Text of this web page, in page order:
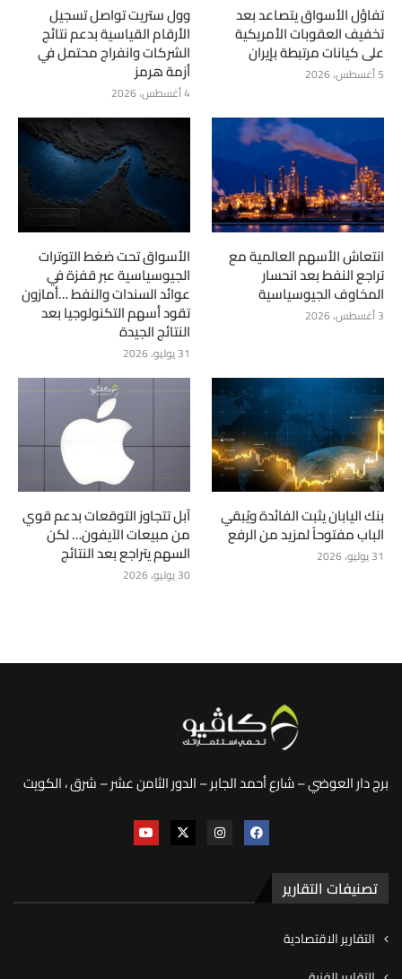
تفاؤل الأسواق يتصاعد بعد
تخفيف العقوبات الأمريكية
على كيانات مرتبطة بإيران
5 أغسطس، 2026
وول ستريت تواصل تسجيل
الأرقام القياسية بدعم نتائج
الشركات وانفراج محتمل في
أزمة هرمز
4 أغسطس، 2026
انتعاش الأسهم العالمية مع
تراجع النفط بعد انحسار
المخاوف الجيوسياسية
3 أغسطس، 2026
الأسواق تحت ضغط التوترات
الجيوسياسية عبر قفزة في
عوائد السندات والنفط …أمازون
تقود أسهم التكنولوجيا بعد
النتائج الجيدة
31 يوليو، 2026
بنك اليابان يثبت الفائدة ويُبقي
الباب مفتوحاً لمزيد من الرفع
31 يوليو، 2026
آبل تتجاوز التوقعات بدعم قوي
من مبيعات الآيفون… لكن
السهم يتراجع بعد النتائج
30 يوليو، 2026
برج دار العوضي – شارع أحمد الجابر – الدور الثامن عشر – شرق ، الكويت
تصنيفات التقارير
التقارير الاقتصادية